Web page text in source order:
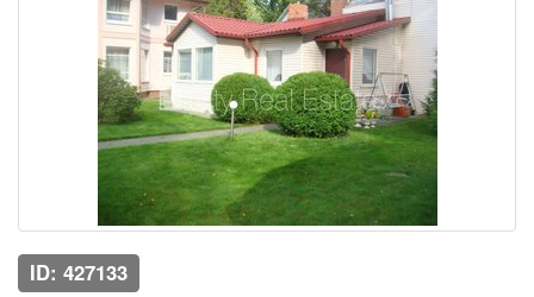
ID: 427133